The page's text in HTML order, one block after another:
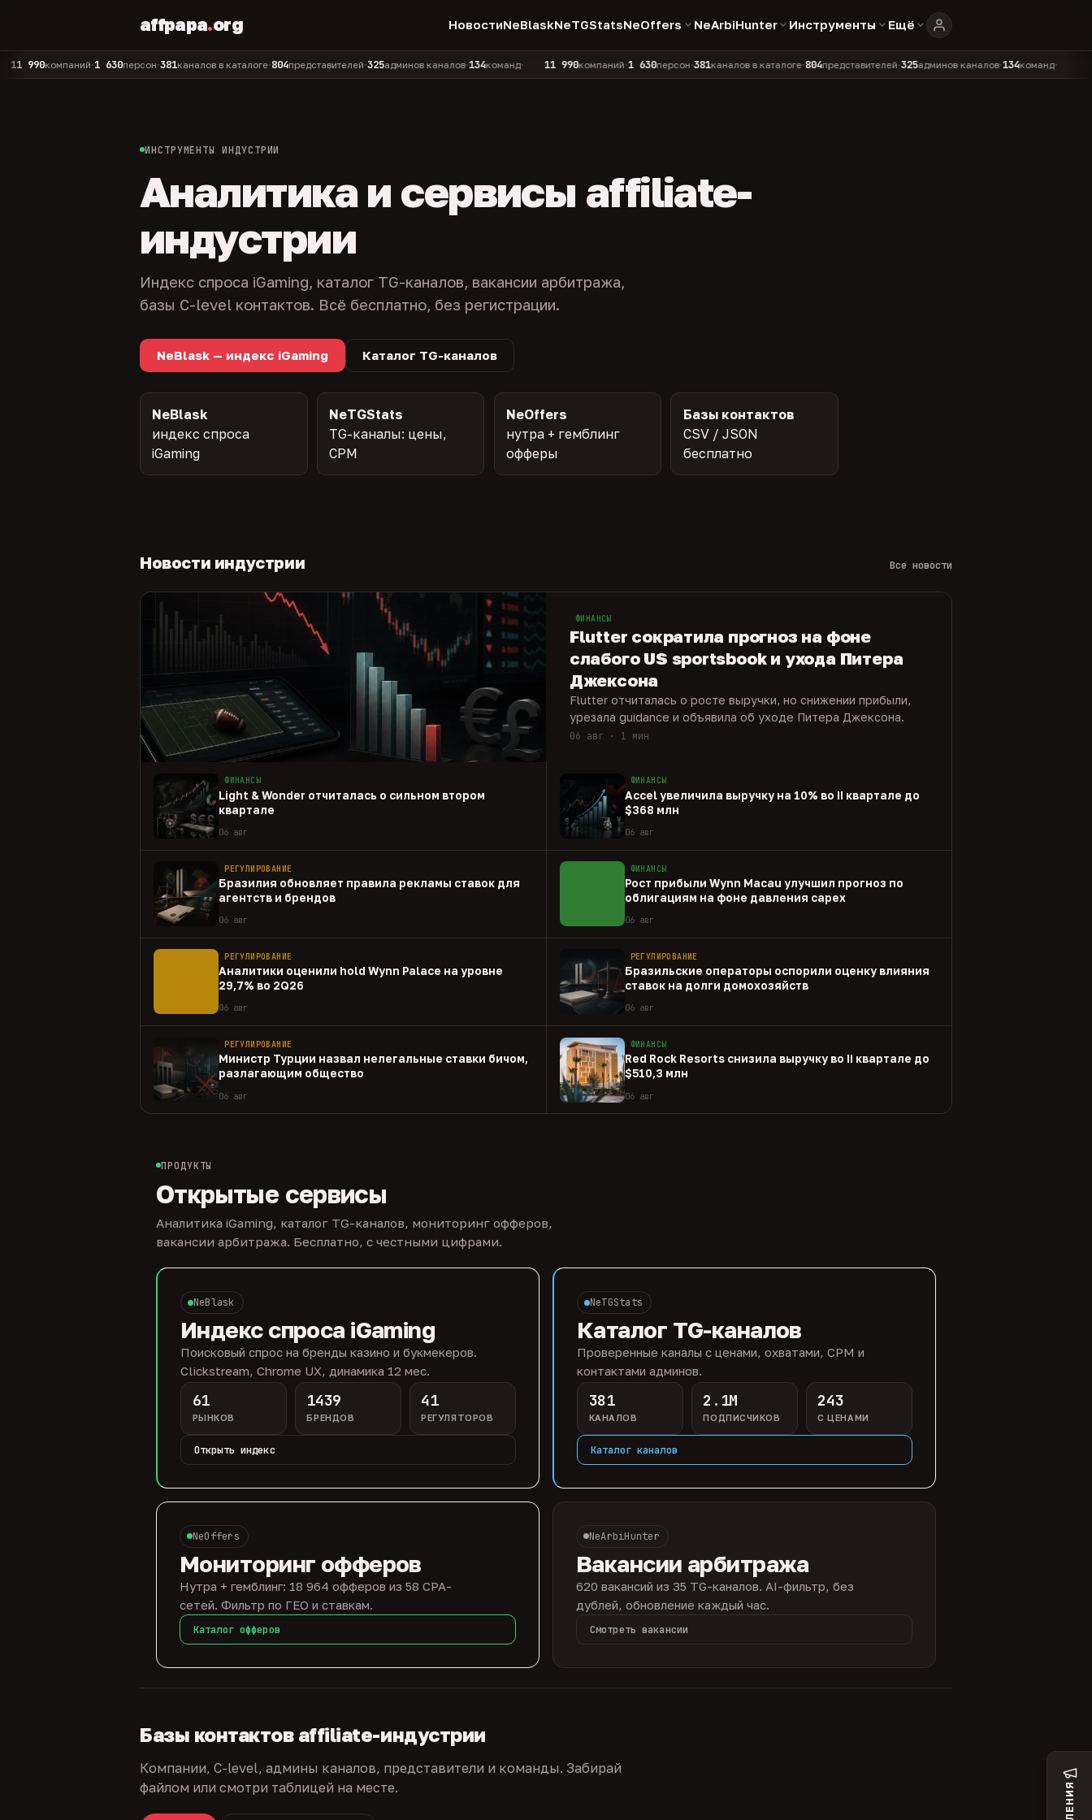
affpapa.org НовостиNeBlaskNeTGStatsNeOffers NeArbiHunter Инструменты Ещё
компаний•1 630персон•381каналов в каталоге•804представителей•325админов каналов •134команд• 11 990 компаний•1 630персон•381каналов в каталоге•804представителей•325админов каналов•134команд•
ИНСТРУМЕНТЫ ИНДУСТРИИ
Аналитика и сервисы affiliate-
индустрии
Индекс спроса iGaming, каталог TG-каналов, вакансии арбитража,
базы C-level контактов. Всё бесплатно, без регистрации.
NeBlask — индекс iGaming Каталог TG-каналов
NeBlask
индекс спроса
iGaming
NeTGStats
TG-каналы: цены,
CPM
NeOffers
нутра + гемблинг
офферы
Базы контактов
CSV / JSON
бесплатно
Новости индустрии Все новости
ФИНАНСЫ
Flutter сократила прогноз на фоне
слабого US sportsbook и ухода Питера
Джексона
Flutter отчиталась о росте выручки, но снижении прибыли,
урезала guidance и объявила об уходе Питера Джексона.
06 авг · 1 мин
ФИНАНСЫ
Light & Wonder отчиталась о сильном втором
квартале
06 авг
ФИНАНСЫ
Accel увеличила выручку на 10% во II квартале до
$368 млн
06 авг
РЕГУЛИРОВАНИЕ
Бразилия обновляет правила рекламы ставок для
агентств и брендов
06 авг
ФИНАНСЫ
Рост прибыли Wynn Macau улучшил прогноз по
облигациям на фоне давления capex
06 авг
РЕГУЛИРОВАНИЕ
Аналитики оценили hold Wynn Palace на уровне
29,7% во 2Q26
06 авг
РЕГУЛИРОВАНИЕ
Бразильские операторы оспорили оценку влияния
ставок на долги домохозяйств
06 авг
РЕГУЛИРОВАНИЕ
Министр Турции назвал нелегальные ставки бичом,
разлагающим общество
06 авг
ФИНАНСЫ
Red Rock Resorts снизила выручку во II квартале до
$510,3 млн
06 авг
ПРОДУКТЫ
Открытые сервисы
Аналитика iGaming, каталог TG-каналов, мониторинг офферов,
вакансии арбитража. Бесплатно, с честными цифрами.
NeBlask
Индекс спроса iGaming
Поисковый спрос на бренды казино и букмекеров.
Clickstream, Chrome UX, динамика 12 мес.
61
РЫНКОВ
1439
БРЕНДОВ
41
РЕГУЛЯТОРОВ
Открыть индекс
NeTGStats
Каталог TG-каналов
Проверенные каналы с ценами, охватами, CPM и
контактами админов.
381
КАНАЛОВ
2.1M
ПОДПИСЧИКОВ
243
С ЦЕНАМИ
Каталог каналов
NeOffers
Мониторинг офферов
Нутра + гемблинг: 18 964 офферов из 58 CPA-
сетей. Фильтр по ГЕО и ставкам.
Каталог офферов
NeArbiHunter
Вакансии арбитража
620 вакансий из 35 TG-каналов. AI-фильтр, без
дублей, обновление каждый час.
Смотреть вакансии
Базы контактов affiliate-индустрии
Компании, C-level, админы каналов, представители и команды. Забирай
файлом или смотри таблицей на месте.